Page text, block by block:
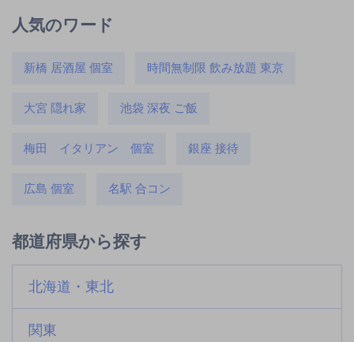
人気のワード
新橋 居酒屋 個室 時間無制限 飲み放題 東京
大宮 隠れ家 池袋 深夜 ご飯
梅田 イタリアン 個室 銀座 接待
広島 個室 名駅 合コン
都道府県から探す
北海道・東北
関東